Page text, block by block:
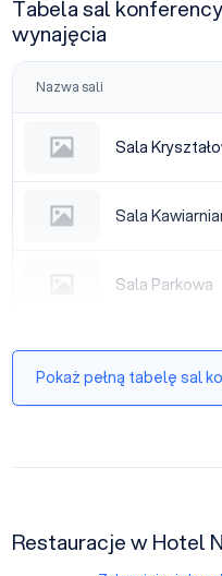
Tabela sal
wynajęcia
Nazwa sali
Sala Kryształowa
Sala
Sala Kawiarniana
Sala
Sala Parkowa
Pokaż pełną tabelę sal
Restauracje w Hotel